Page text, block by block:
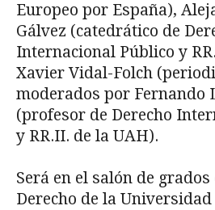
Europeo por España),
Gálvez (catedrático de
Internacional Público y
Xavier Vidal-Folch
moderados por Fernando
(profesor de Derecho
y RR.II. de la UAH).
Será en el salón de
Derecho de la